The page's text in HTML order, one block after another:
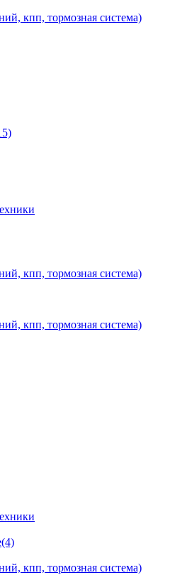
кпп, тормозная система)
кпп, тормозная система)
кпп, тормозная система)
кпп, тормозная система)